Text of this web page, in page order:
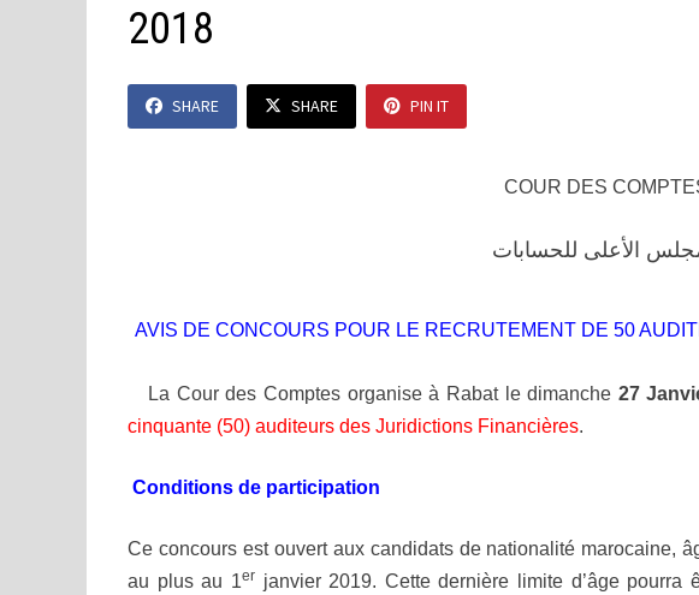
2018
SHARE SHARE PIN IT
COUR DES
الأعلى للحسابات
AVIS DE CONCOURS POUR LE RECRUTEMENT DE 50
La Cour des Comptes organise à Rabat le dimanche 27
cinquante (50) auditeurs des Juridictions Financières.
Conditions de participation
Ce concours est ouvert aux candidats de nationalité marocaine,
au plus au 1er janvier 2019. Cette dernière limite d’âge